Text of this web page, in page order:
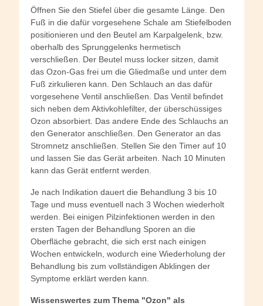
Öffnen Sie den Stiefel über die gesamte Länge. Den
Fuß in die dafür vorgesehene Schale am Stiefelboden
positionieren und den Beutel am Karpalgelenk, bzw.
oberhalb des Sprunggelenks hermetisch
verschließen. Der Beutel muss locker sitzen, damit
das Ozon-Gas frei um die Gliedmaße und unter dem
Fuß zirkulieren kann. Den Schlauch an das dafür
vorgesehene Ventil anschließen. Das Ventil befindet
sich neben dem Aktivkohlefilter, der überschüssiges
Ozon absorbiert. Das andere Ende des Schlauchs an
den Generator anschließen. Den Generator an das
Stromnetz anschließen. Stellen Sie den Timer auf 10
und lassen Sie das Gerät arbeiten. Nach 10 Minuten
kann das Gerät entfernt werden.
Je nach Indikation dauert die Behandlung 3 bis 10
Tage und muss eventuell nach 3 Wochen wiederholt
werden. Bei einigen Pilzinfektionen werden in den
ersten Tagen der Behandlung Sporen an die
Oberfläche gebracht, die sich erst nach einigen
Wochen entwickeln, wodurch eine Wiederholung der
Behandlung bis zum vollständigen Abklingen der
Symptome erklärt werden kann.
Wissenswertes zum Thema "Ozon" als